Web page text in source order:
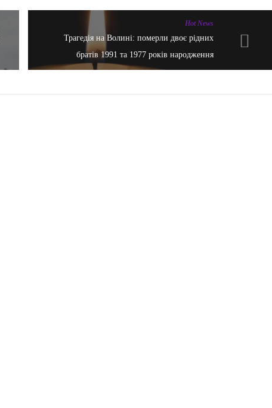
Hot News
Трагедія на Волині: померли двоє рідних
братів 1991 та 1977 років народження